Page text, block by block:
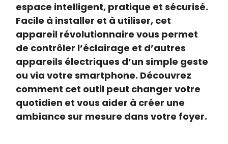
espace intelligent, pratique et sécurisé.
Facile à installer et à utiliser, cet
appareil révolutionnaire vous permet
de contrôler l’éclairage et d’autres
appareils électriques d’un simple geste
ou via votre smartphone. Découvrez
comment cet outil peut changer votre
quotidien et vous aider à créer une
ambiance sur mesure dans votre foyer.